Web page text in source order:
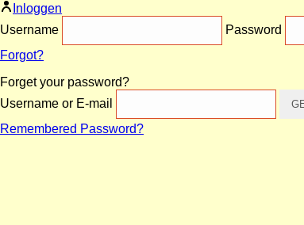
Inloggen
Username
Password
Forgot?
Forget your password?
Username or E-mail
Remembered Password?